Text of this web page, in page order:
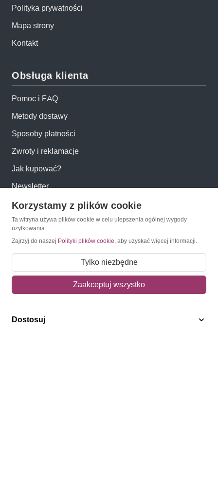
Polityka prywatności
Mapa strony
Kontakt
Obsługa klienta
Pomoc i FAQ
Metody dostawy
Sposoby płatności
Zwroty i reklamacje
Jak kupować?
Newsletter
Konto
Moje konto
Mój koszyk
Adres dostawy
Polecamy
Korzystamy z plików cookie
Ta witryna używa plików cookie w celu ulepszenia ogólnej wygody
użytkowania.
Zajrzyj do naszej Polityki plików cookie, aby uzyskać więcej informacji.
Tylko niezbędne
Zaakceptuj wszystko
Dostosuj